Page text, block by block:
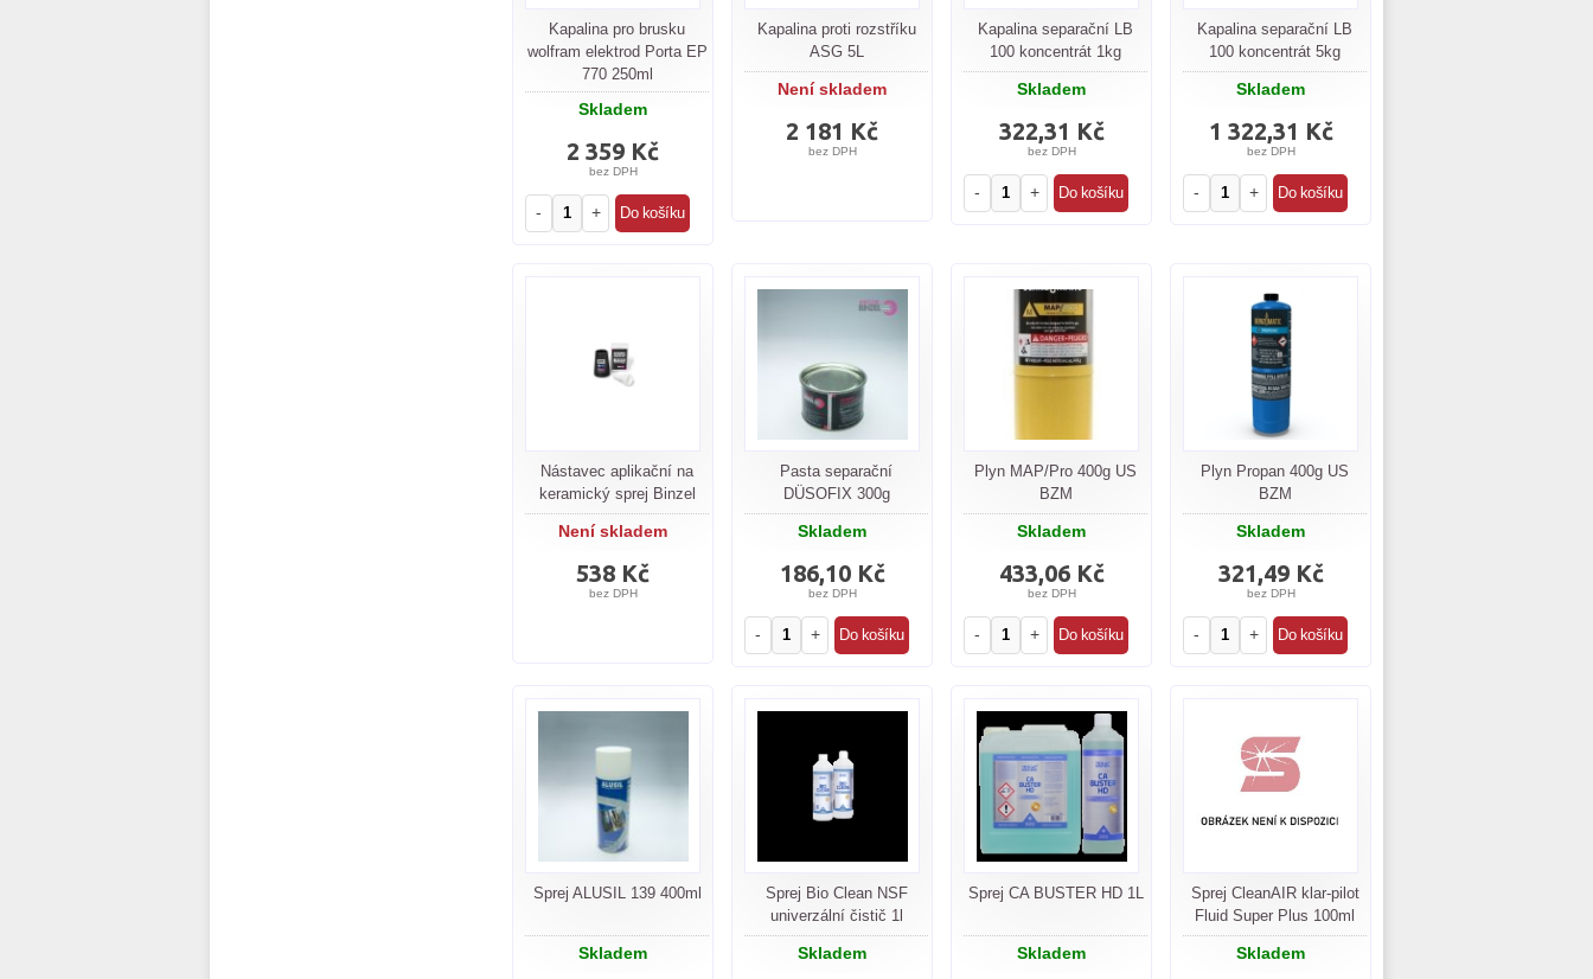
Kapalina pro brusku
wolfram elektrod Porta EP
770 250ml
Skladem
2 359 Kč
bez DPH
- +
Kapalina proti rozstříku
ASG 5L
Není skladem
2 181 Kč
bez DPH
Kapalina separační LB
100 koncentrát 1kg
Skladem
322,31 Kč
bez DPH
- +
Kapalina separační LB
100 koncentrát 5kg
Skladem
1 322,31 Kč
bez DPH
- +
Nástavec aplikační na
keramický sprej Binzel
Není skladem
538 Kč
bez DPH
Pasta separační
DÜSOFIX 300g
Skladem
186,10 Kč
bez DPH
- +
Plyn MAP/Pro 400g US
BZM
Skladem
433,06 Kč
bez DPH
- +
Plyn Propan 400g US
BZM
Skladem
321,49 Kč
bez DPH
- +
Sprej ALUSIL 139 400ml
Skladem
Sprej Bio Clean NSF
univerzální čistič 1l
Skladem
Sprej CA BUSTER HD 1L
Skladem
Sprej CleanAIR klar-pilot
Fluid Super Plus 100ml
Skladem